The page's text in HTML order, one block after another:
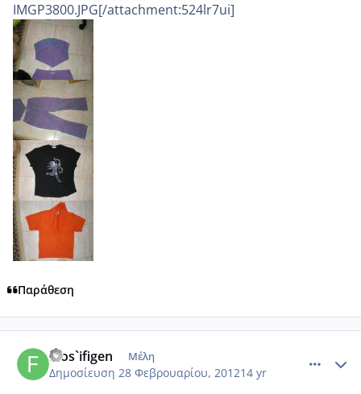
IMGP3800.JPG[/attachment:524lr7ui]
Παράθεση
filos`ifigen Μέλη
Δημοσίευση 28 Φεβρουαρίου, 201214 yr